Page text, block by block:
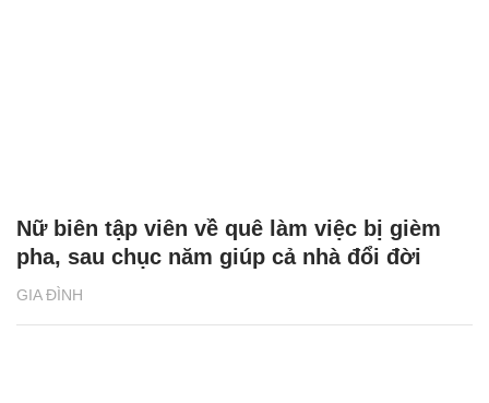
GIA ĐÌNH
Nữ biên tập viên về quê làm việc bị gièm
pha, sau chục năm giúp cả nhà đổi đời